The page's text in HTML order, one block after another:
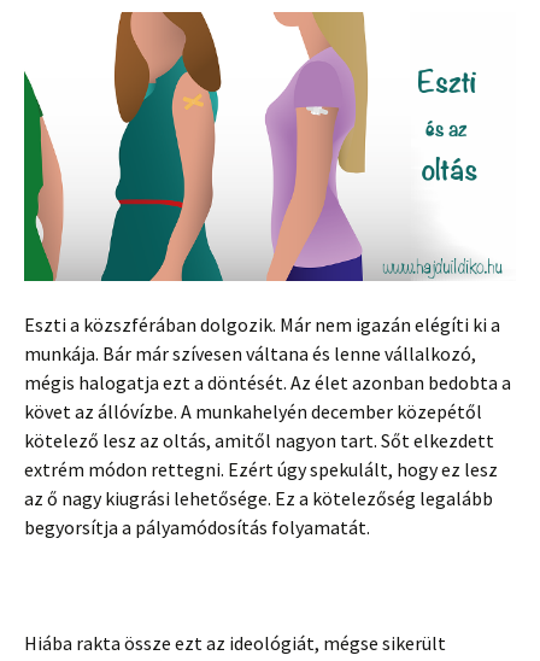
Eszti a közszférában dolgozik. Már nem igazán elégíti ki a
munkája. Bár már szívesen váltana és lenne vállalkozó,
mégis halogatja ezt a döntését. Az élet azonban bedobta a
követ az állóvízbe. A munkahelyén december közepétől
kötelező lesz az oltás, amitől nagyon tart. Sőt elkezdett
extrém módon rettegni. Ezért úgy spekulált, hogy ez lesz
az ő nagy kiugrási lehetősége. Ez a kötelezőség legalább
begyorsítja a pályamódosítás folyamatát.
Hiába rakta össze ezt az ideológiát, mégse sikerült